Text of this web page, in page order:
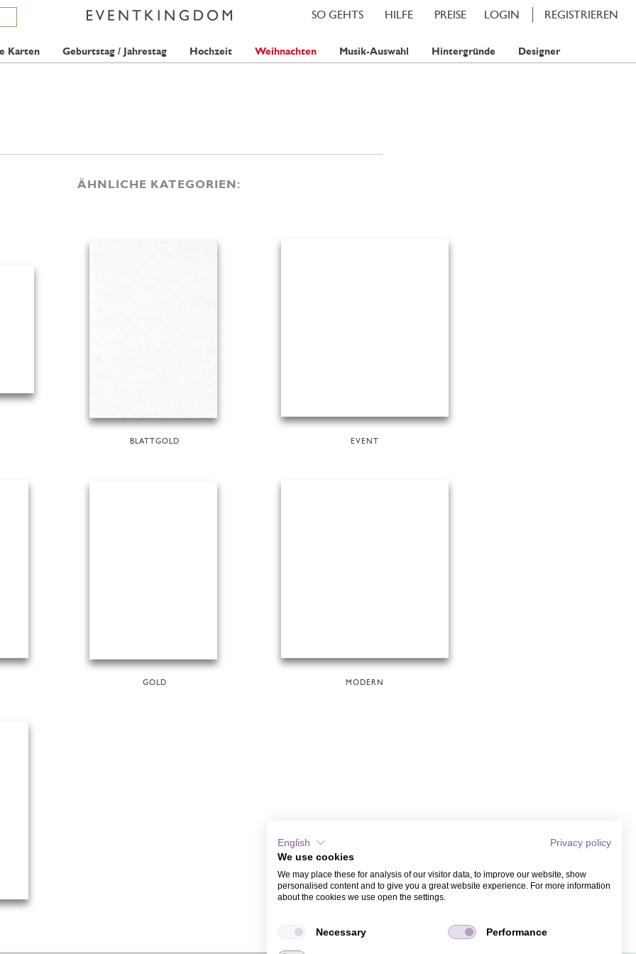
LOGIN REGISTRIEREN
PREISE
HILFE
SO GEHTS
Karten Geburtstag / Jahrestag Hochzeit Weihnachten Musik-Auswahl Hintergründe Designer
ÄHNLICHE KATEGORIEN:
BLATTGOLD EVENT
GOLD MODERN
English
Privacy policy
We use cookies
We may place these for analysis of our visitor data, to improve our website, show
personalised content and to give you a great website experience. For more information
about the cookies we use open the settings.
Necessary Performance